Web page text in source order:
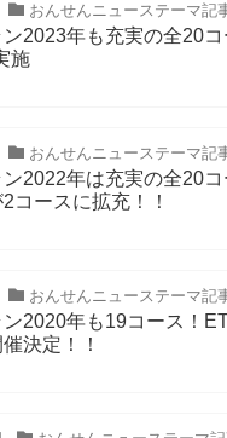
おんせんニューステーマ記
2023年も充実の全20
施
おんせんニューステーマ記
2022年は充実の全20
ースに拡充！！
おんせんニューステーマ記
ン2020年も19コース！
決定！！